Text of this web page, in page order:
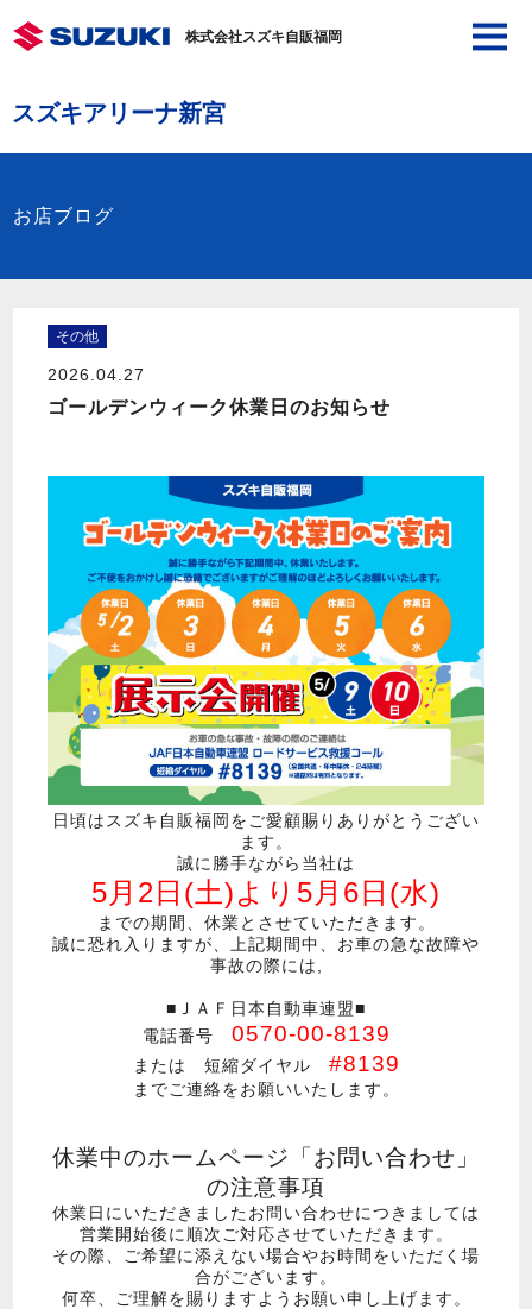
株式会社スズキ自販福岡
スズキアリーナ新宮
お店ブログ
その他
2026.04.27
ゴールデンウィーク休業日のお知らせ
日頃はスズキ自販福岡をご愛顧賜りありがとうござい
ます。
誠に勝手ながら当社は
5月2日(土)より5月6日(水)
までの期間、休業とさせていただきます。
誠に恐れ入りますが、上記期間中、お車の急な故障や
事故の際には,
■ＪＡＦ日本自動車連盟■
電話番号 0570-00-8139
または 短縮ダイヤル #8139
までご連絡をお願いいたします。
休業中のホームページ「お問い合わせ」
の注意事項
休業日にいただきましたお問い合わせにつきましては
営業開始後に順次ご対応させていただきます。
その際、ご希望に添えない場合やお時間をいただく場
合がございます。
何卒、ご理解を賜りますようお願い申し上げます。